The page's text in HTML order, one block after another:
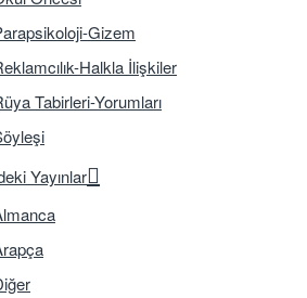
Gizem
Halkla İlişkiler
Tabirleri-Yorumları
Yayınlar